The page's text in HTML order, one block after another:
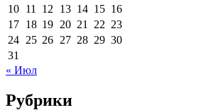
10 11 12 13 14 15 16
17 18 19 20 21 22 23
24 25 26 27 28 29 30
31
« Июл
Рубрики